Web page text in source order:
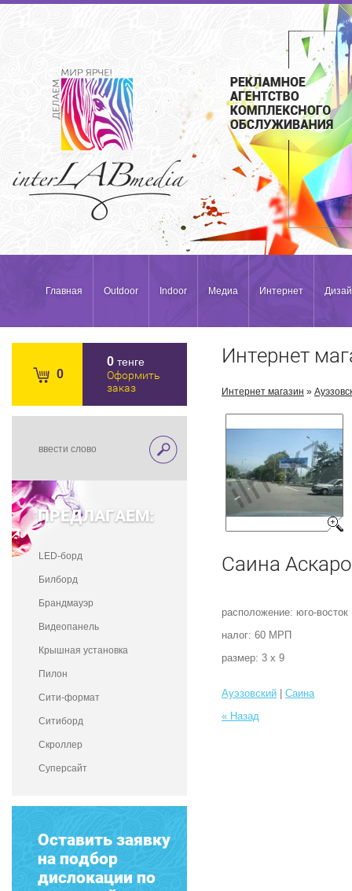
Главная Outdoor Indoor Медиа Интернет
0
0 тенге
Оформить
заказ
ПРЕДЛАГАЕМ:
LED-борд
Билборд
Брандмауэр
Видеопанель
Крышная установка
Пилон
Сити-формат
Ситиборд
Скроллер
Суперсайт
Оставить заявку
на подбор
дислокации по
Интернет
Интернет магазин »
Саина
расположение: юго-восток
налог: 60 МРП
размер: 3 х 9
Ауэзовский
Саина
« Назад